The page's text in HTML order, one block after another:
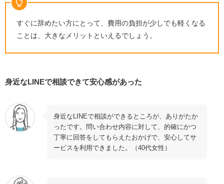
すぐに辞めたい方にとって、費用の負担が少しでも軽くなる
ことは、大きなメリットといえるでしょう。
身近なLINEで相談できて安心感があった
身近なLINEで相談ができるところが、ありがたか
ったです。問い合わせ内容に対して、的確にかつ
丁寧に回答をしてもらえたおかげで、安心してサ
ービスを利用できました。（40代女性）